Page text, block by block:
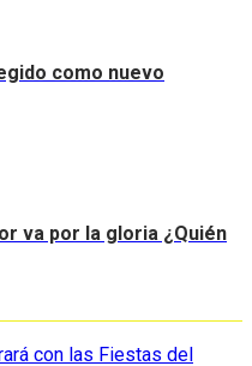
como nuevo
va por la gloria ¿Quién